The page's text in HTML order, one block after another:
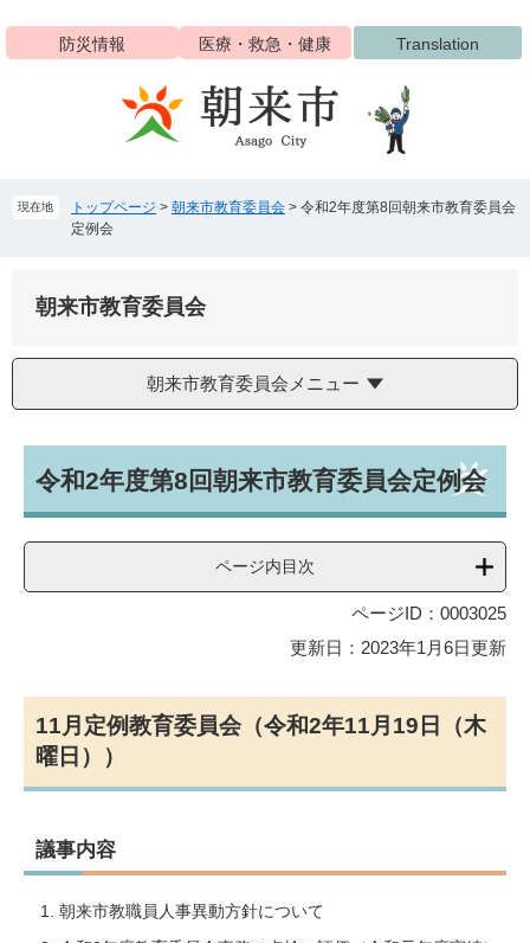
ジ
ュ
防災情報 医療・救急・健康 Translation
現在地 トップページ > 朝来市教育委員会 > 令和2年度第8回朝来市教育委員会
定例会
朝来市教育委員会
朝来市教育委員会メニュー
文令和2年度第8回朝来市教育委員会定例会
ページ内目次
ページID：0003025
更新日：2023年1月6日更新
11月定例教育委員会（令和2年11月19日（木
曜日））
議事内容
朝来市教職員人事異動方針について